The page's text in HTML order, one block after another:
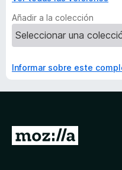
Añadir a la colección
Informar sobre este